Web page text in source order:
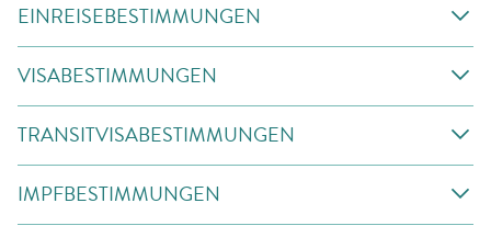
EINREISEBESTIMMUNGEN
VISABESTIMMUNGEN
TRANSITVISABESTIMMUNGEN
IMPFBESTIMMUNGEN